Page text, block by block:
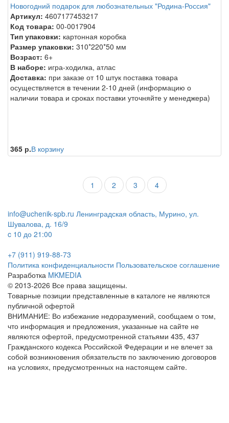
Новогодний подарок для любознательных "Родина-Россия"
Артикул: 4607177453217
Код товара: 00-0017904
Тип упаковки: картонная коробка
Размер упаковки: 310*220*50 мм
Возраст: 6+
В наборе: игра-ходилка, атлас
Доставка: при заказе от 10 штук поставка товара
осуществляется в течении 2-10 дней (информацию о
наличии товара и сроках поставки уточняйте у менеджера)
365 р.В корзину
1 2 3 4
info@uchenik-spb.ru Ленинградская область, Мурино, ул.
Шувалова, д. 16/9
c 10 до 21:00
+7 (911) 919-88-73
Политика конфиденциальности Пользовательское соглашение
Разработка MKMEDIA
© 2013-2026 Все права защищены.
Товарные позиции представленные в каталоге не являются
публичной офертой
ВНИМАНИЕ: Во избежание недоразумений, сообщаем о том,
что информация и предложения, указанные на сайте не
являются офертой, предусмотренной статьями 435, 437
Гражданского кодекса Российской Федерации и не влечет за
собой возникновения обязательств по заключению договоров
на условиях, предусмотренных на настоящем сайте.